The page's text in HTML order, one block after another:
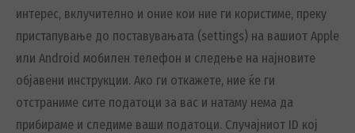
интерес, вклучително и оние кои ние ги користиме, преку
пристапување до поставувањата (settings) на вашиот Apple
или Android мобилен телефон и следење на најновите
објавени инструкции. Ако ги откажете, ние ќе ги
отстраниме сите податоци за вас и натаму нема да
прибираме и следиме ваши податоци. Случајниот ID кој